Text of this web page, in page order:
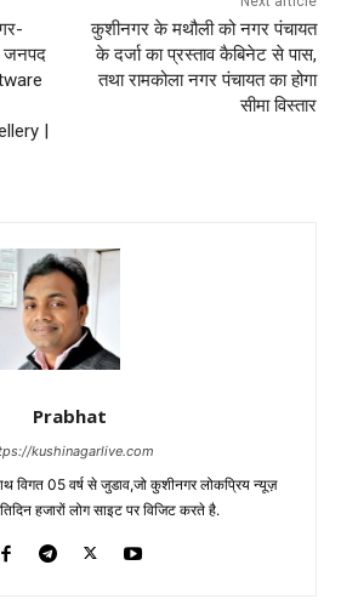
जनपद
|
कुशीनगर के मथौली को नगर पंचायत
के दर्जा का प्रस्ताव कैबिनेट से पास,
तथा रामकोला नगर पंचायत का होगा
सीमा विस्तार
Prabhat
kushinagarlive.com
विगत 05 वर्ष से जुडाव,जो कुशीनगर लोकप्रिय न्यूज़
हजारों लोग साइट पर विजिट करते है.